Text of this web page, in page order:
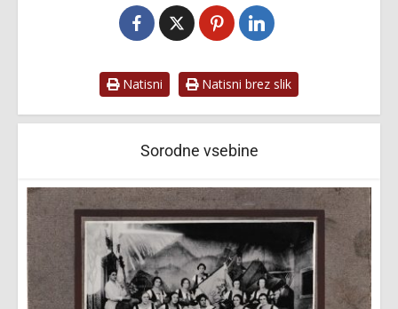
Natisni Natisni brez slik
Sorodne vsebine